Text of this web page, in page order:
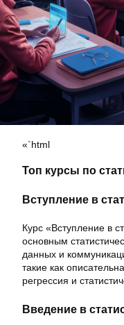
«`html
Топ курсы по
Вступление в
Курс «Вступление в
основным
данных и
такие как
регрессия и
Введение в